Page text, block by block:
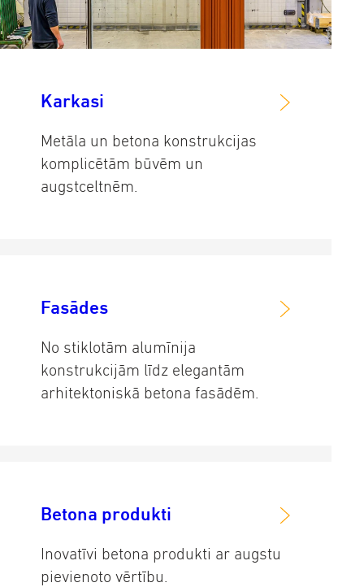
Karkasi
Metāla un betona konstrukcijas
komplicētām būvēm un
augstceltnēm.
Fasādes
No stiklotām alumīnija
konstrukcijām līdz elegantām
arhitektoniskā betona fasādēm.
Betona produkti
Inovatīvi betona produkti ar augstu
pievienoto vērtību.